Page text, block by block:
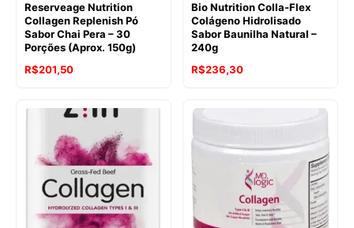
Reserveage Nutrition
Collagen Replenish Pó
Sabor Chai Pera – 30
Porções (Aprox. 150g)
O
original
R$241,40.
R$201,50O
atual
R$201,50.
Bio Nutrition Colla-Flex
Colágeno Hidrolisado
Sabor Baunilha Natural –
240g
O
original
R$283,03.
R$236,30O
é:
R$236,30.